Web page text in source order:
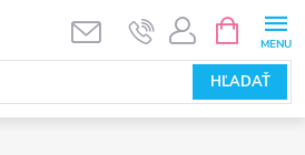
HĽADAŤ
KOŠÍK